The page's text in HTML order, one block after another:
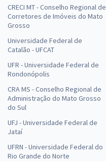
CRECI MT - Conselho Regional de
Corretores de Imóveis do Mato
Grosso
Universidade Federal de
Catalão - UFCAT
UFR - Universidade Federal de
Rondonópolis
CRA MS - Conselho Regional de
Administração do Mato Grosso
do Sul
UFJ - Universidade Federal de
Jataí
UFRN - Universidade Federal do
Rio Grande do Norte